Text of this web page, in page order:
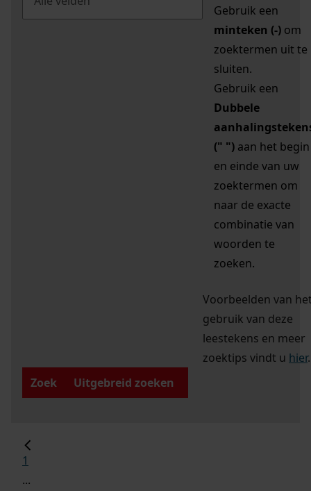
Gebruik een
minteken (-) om
zoektermen uit te
sluiten.
Gebruik een
Dubbele
(" ") aan het begin
en einde van uw
zoektermen om
naar de exacte
combinatie van
woorden te
zoeken.
Voorbeelden van
gebruik van deze
leestekens en meer
zoektips vindt u hier.
Zoek
Uitgebreid zoeken
1
...